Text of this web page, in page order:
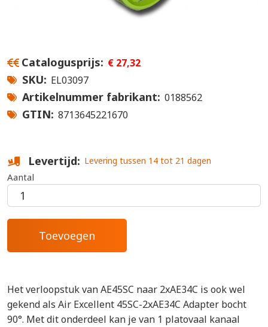
Catalogusprijs € 27,32
SKU EL03097
Artikelnummer fabrikant 0188562
GTIN 8713645221670
Levertijd Levering tussen 14 tot 21 dagen
Aantal
Het verloopstuk van AE45SC naar 2xAE34C is ook wel
gekend als Air Excellent 45SC-2xAE34C Adapter bocht
90°. Met dit onderdeel kan je van 1 platovaal kanaal